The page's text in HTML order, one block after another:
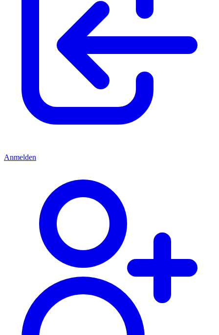
Anmelden